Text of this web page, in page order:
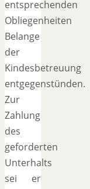
entsprechenden
Obliegenheiten
Belange
der
Kindesbetreuung
entgegenstünden.
Zur
Zahlung
des
geforderten
Unterhalts
sei er